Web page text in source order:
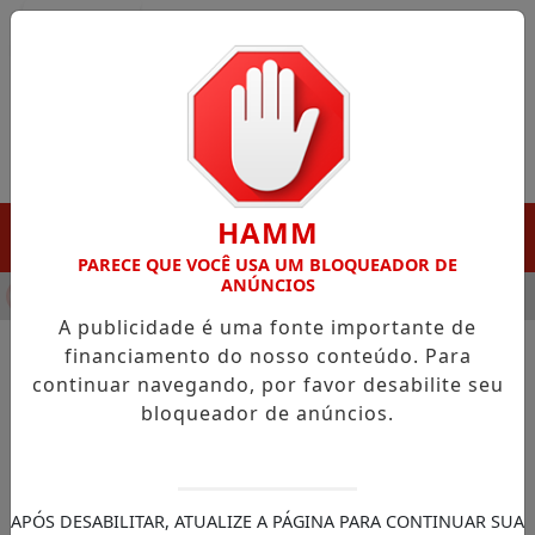
DESTAQUE EM PORTO GRANDE COM ATUAÇÃO VOLTADA
NOTÍCIAS/EDUCAÇÃO
Adesão ao Programa Dinheiro
junho
HAMM
PARECE QUE VOCÊ USA UM BLOQUEADOR DE
ANÚNCIOS
A publicidade é uma fonte importante de
financiamento do nosso conteúdo. Para
continuar navegando, por favor desabilite seu
bloqueador de anúncios.
APÓS DESABILITAR, ATUALIZE A PÁGINA PARA CONTINUAR SUA